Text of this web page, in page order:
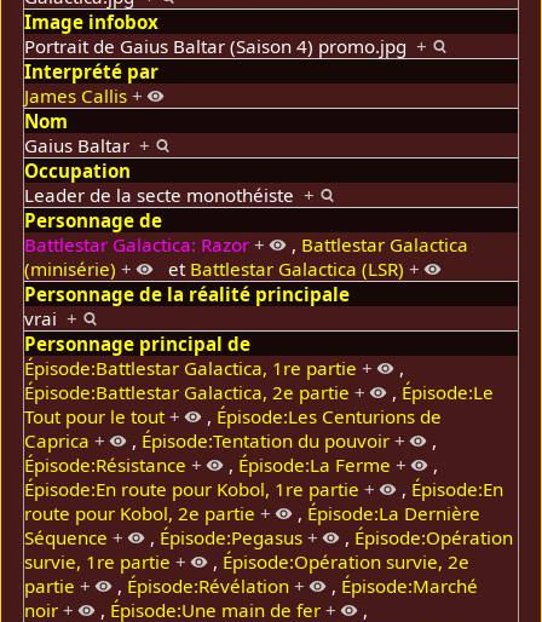
Image infobox
Portrait de Gaius Baltar (Saison 4) promo.jpg+
Interprété par
James Callis +
Nom
Gaius Baltar+
Occupation
Leader de la secte monothéiste+
Personnage de
Battlestar Galactica: Razor + , Battlestar Galactica
(minisérie) + et Battlestar Galactica (LSR) +
Personnage de la réalité principale
vrai+
Personnage principal de
Épisode:Battlestar Galactica, 1re partie +
,
Épisode:Battlestar Galactica, 2e partie + , Épisode:Le
Tout pour le tout + , Épisode:Les Centurions de
Caprica + , Épisode:Tentation du pouvoir +
,
Épisode:Résistance + , Épisode:La Ferme +
,
Épisode:En route pour Kobol, 1re partie + , Épisode:En
route pour Kobol, 2e partie + , Épisode:La Dernière
Séquence + , Épisode:Pegasus + , Épisode:Opération
survie, 1re partie + , Épisode:Opération survie, 2e
partie + , Épisode:Révélation + , Épisode:Marché
noir + , Épisode:Une main de fer +
,